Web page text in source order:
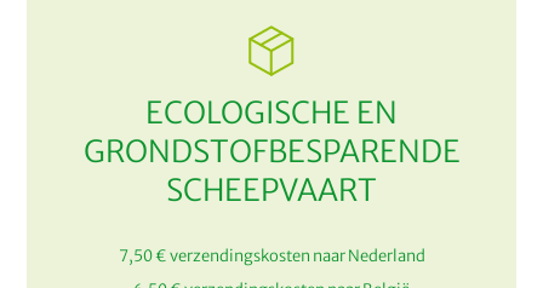
ECOLOGISCHE EN
GRONDSTOFBESPARENDE
SCHEEPVAART
7,50 € verzendingskosten naar Nederland